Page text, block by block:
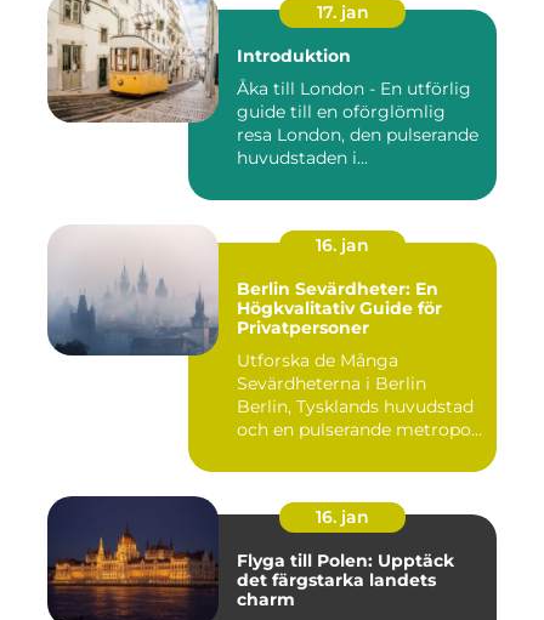
17. jan
Introduktion
Åka till London - En utförlig
guide till en oförglömlig
resa London, den pulserande
huvudstaden i...
16. jan
Berlin Sevärdheter: En
Högkvalitativ Guide för
Privatpersoner
Utforska de Många
Sevärdheterna i Berlin
Berlin, Tysklands huvudstad
och en pulserande metropol,
16. jan
Flyga till Polen: Upptäck
det färgstarka landets
charm